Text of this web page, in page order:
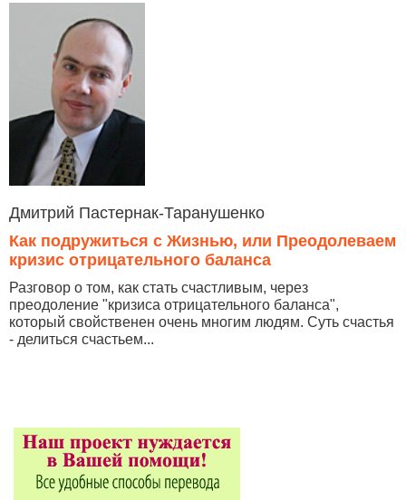
Дмитрий Пастернак-Таранушенко
Как подружиться с Жизнью, или Преодолеваем
кризис отрицательного баланса
Разговор о том, как стать счастливым, через
преодоление "кризиса отрицательного баланса",
который свойственен очень многим людям. Суть счастья
- делиться счастьем...